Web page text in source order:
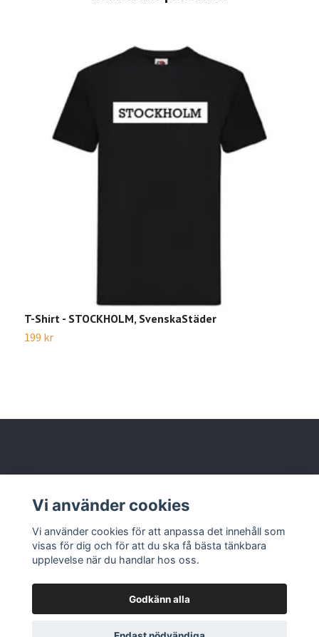
T-Shirt - STOCKHOLM, SvenskaStäder
199 kr
Sociala medier
© 2026 1 T-Shirt Powered by Quickbutik
Vi använder cookies
Vi använder cookies för att anpassa det innehåll som
visas för dig och för att du ska få bästa tänkbara
upplevelse när du handlar hos oss.
Godkänn alla